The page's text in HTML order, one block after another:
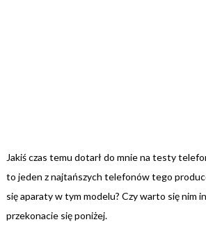
Jakiś czas temu dotarł do mnie na testy
to jeden z najtańszych telefonów tego
się aparaty w tym modelu? Czy warto się nim
przekonacie się poniżej.